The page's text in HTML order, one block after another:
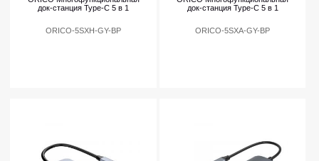
док-станция Type-C 5 в 1
ORICO-5SXH-GY-BP
док-станция Type-C 5 в 1
ORICO-5SXA-GY-BP